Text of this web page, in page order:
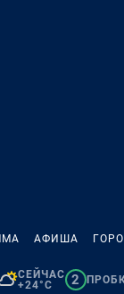
АФИША
СЕЙЧАС
+24°C
2